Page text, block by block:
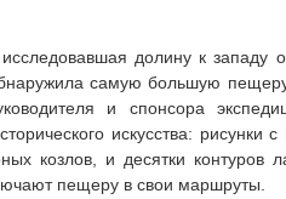
долину к западу
самую большую
и спонсора
искусства:
козлов, и десятки
пещеру в свои маршруты.